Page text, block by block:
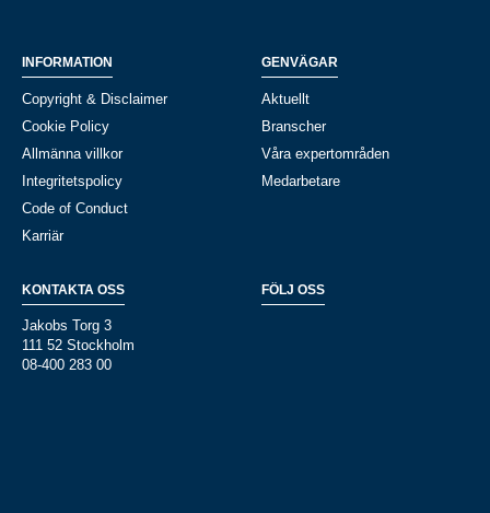
INFORMATION
Copyright & Disclaimer
Cookie Policy
Allmänna villkor
Integritetspolicy
Code of Conduct
Karriär
GENVÄGAR
Aktuellt
Branscher
Våra expertområden
Medarbetare
KONTAKTA OSS
Jakobs Torg 3
111 52 Stockholm
08-400 283 00
FÖLJ OSS